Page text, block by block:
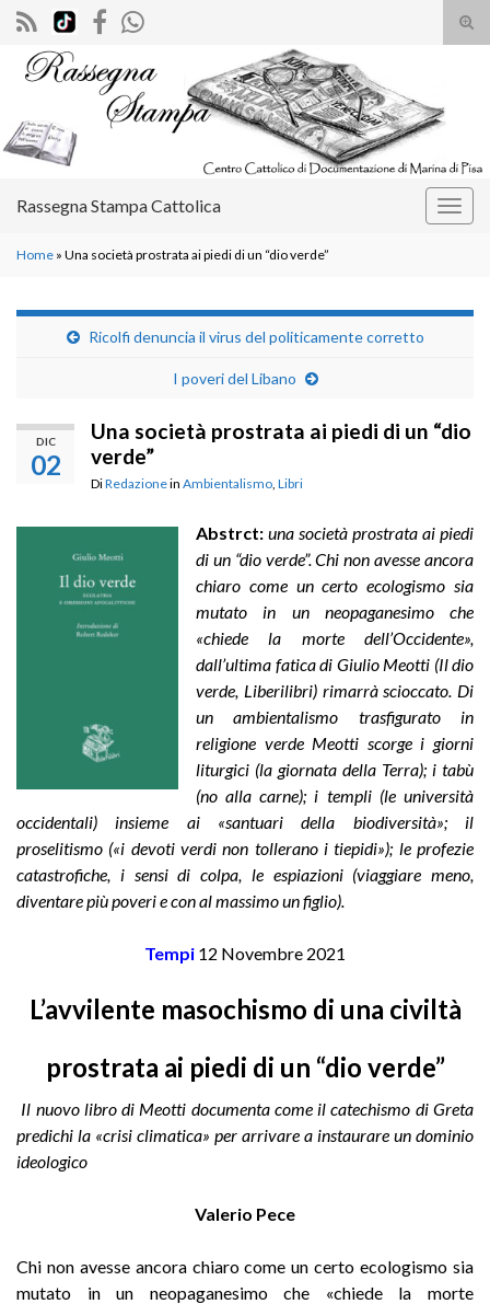
il
Search for:
Rassegna Stampa Cattolica
Home » Una società prostrata ai piedi di un “dio verde”
Ricolfi denuncia il virus del politicamente corretto
I poveri del Libano
DIC
02
Una società prostrata ai piedi di un “dio
verde”
DiRedazionein Ambientalismo Libri
Abstrct: una società prostrata ai piedi
di un “dio verde”. Chi non avesse ancora
chiaro come un certo ecologismo sia
mutato in un neopaganesimo che
«chiede la morte dell’Occidente»,
dall’ultima fatica di Giulio Meotti (Il dio
verde, Liberilibri) rimarrà scioccato. Di
un ambientalismo trasfigurato in
religione verde Meotti scorge i giorni
liturgici (la giornata della Terra); i tabù
(no alla carne); i templi (le università
occidentali) insieme ai «santuari della biodiversità»; il
proselitismo («i devoti verdi non tollerano i tiepidi»); le profezie
catastrofiche, i sensi di colpa, le espiazioni (viaggiare meno,
diventare più poveri e con al massimo un figlio).
Tempi 12 Novembre 2021
L’avvilente masochismo di una civiltà
prostrata ai piedi di un “dio verde”
Il nuovo libro di Meotti documenta come il catechismo di Greta
predichi la «crisi climatica» per arrivare a instaurare un dominio
ideologico
Valerio Pece
Chi non avesse ancora chiaro come un certo ecologismo sia
mutato in un neopaganesimo che «chiede la morte